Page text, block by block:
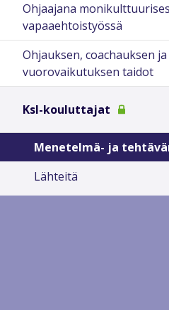
Ohjaajana
vapaaehtoistyössä
Ohjauksen, coachauksen ja
vuorovaikutuksen taidot
Ksl-kouluttajat
Menetelmä- ja
Lähteitä